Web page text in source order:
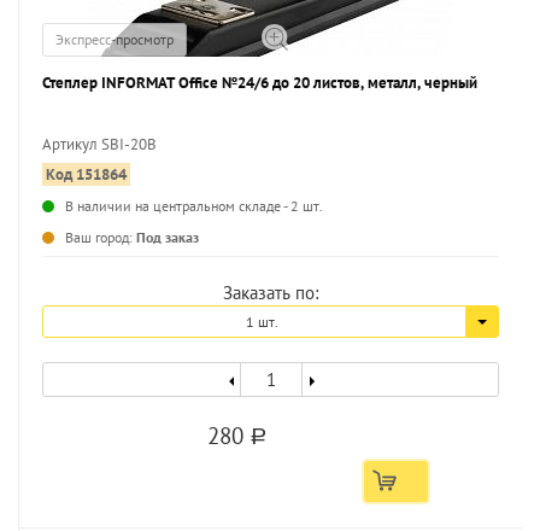
Экспресс-просмотр
Степлер INFORMAT Office №24/6 до 20 листов, металл, черный
Артикул SBI-20B
Код 151864
В наличии на центральном складе - 2 шт.
Ваш город: Под заказ
Заказать по:
1 шт.
280 a